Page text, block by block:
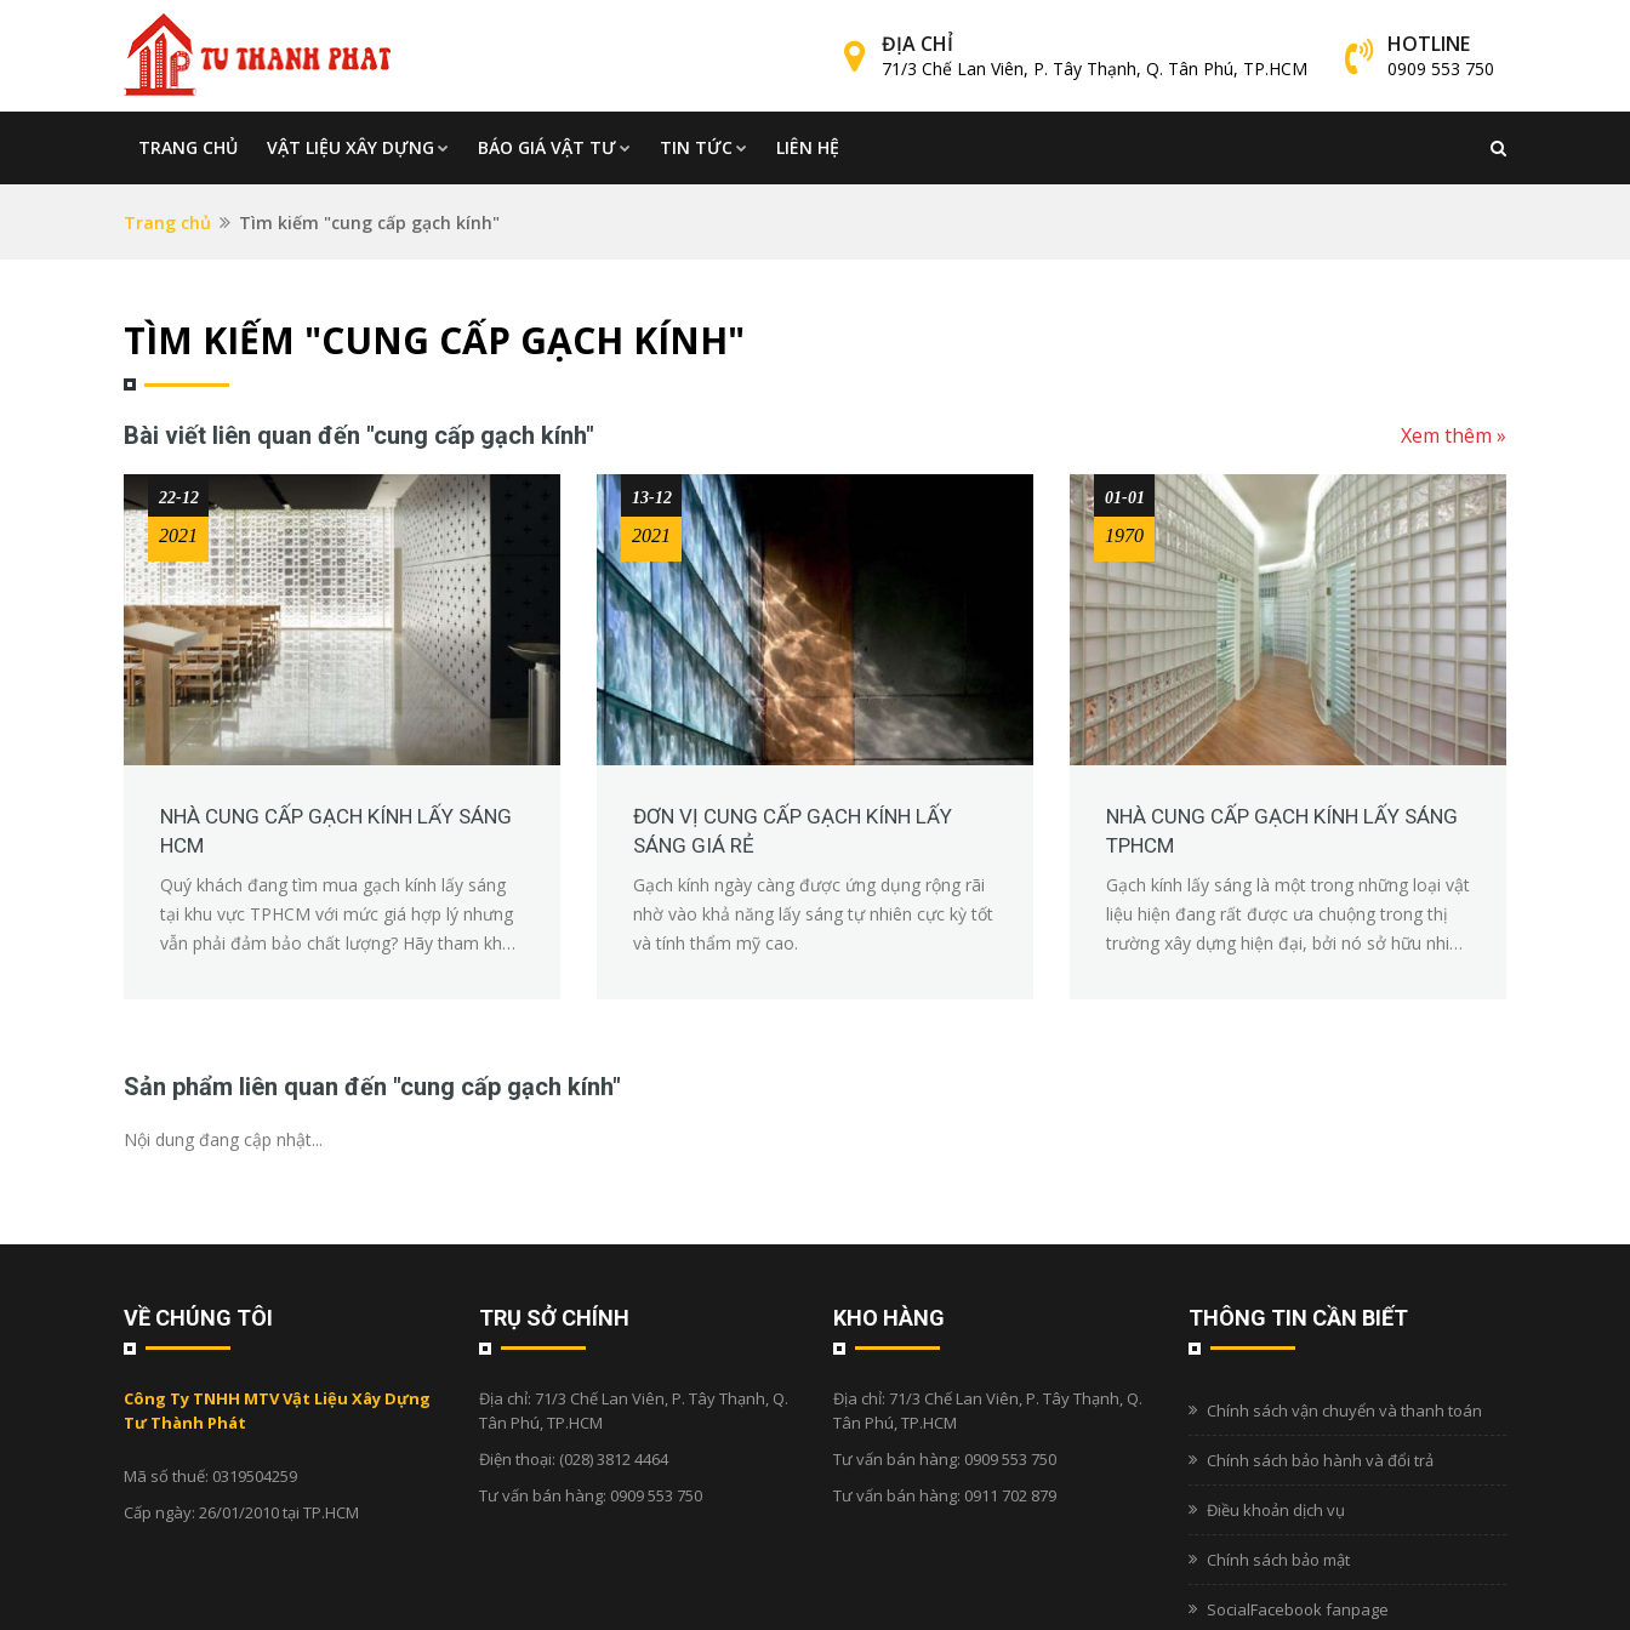
ĐỊA CHỈ
71/3 Chế Lan Viên, P. Tây Thạnh, Q. Tân Phú, TP.HCM
HOTLINE
0909 553 750
TRANG CHỦ VẬT LIỆU XÂY DỰNG BÁO GIÁ VẬT TƯ TIN TỨC LIÊN HỆ
Trang chủ Tìm kiếm "cung cấp gạch kính"
TÌM KIẾM "CUNG CẤP GẠCH KÍNH"
Bài viết liên quan đến "cung cấp gạch kính" Xem thêm »
NHÀ CUNG CẤP GẠCH KÍNH LẤY SÁNG
HCM
22-12
2021
Quý khách đang tìm mua gạch kính lấy sáng
tại khu vực TPHCM với mức giá hợp lý nhưng
vẫn phải đảm bảo chất lượng? Hãy tham khảo
ĐƠN VỊ CUNG CẤP GẠCH KÍNH LẤY
SÁNG GIÁ RẺ
13-12
2021
Gạch kính ngày càng được ứng dụng rộng rãi
nhờ vào khả năng lấy sáng tự nhiên cực kỳ tốt
và tính thẩm mỹ cao.
NHÀ CUNG CẤP GẠCH KÍNH LẤY SÁNG
TPHCM
01-01
1970
Gạch kính lấy sáng là một trong những loại vật
liệu hiện đang rất được ưa chuộng trong thị
trường xây dựng hiện đại, bởi nó sở hữu nhiều
Sản phẩm liên quan đến "cung cấp gạch kính"
Nội dung đang cập nhật...
VỀ CHÚNG TÔI
Công Ty TNHH MTV Vật Liệu Xây Dựng
Tư Thành Phát
Mã số thuế: 0319504259
Cấp ngày: 26/01/2010 tại TP.HCM
TRỤ SỞ CHÍNH
Địa chỉ: 71/3 Chế Lan Viên, P. Tây Thạnh, Q.
Tân Phú, TP.HCM
Điện thoại: (028) 3812 4464
Tư vấn bán hàng: 0909 553 750
KHO HÀNG
Địa chỉ: 71/3 Chế Lan Viên, P. Tây Thạnh, Q.
Tân Phú, TP.HCM
Tư vấn bán hàng: 0909 553 750
Tư vấn bán hàng: 0911 702 879
THÔNG TIN CẦN BIẾT
Chính sách vận chuyển và thanh toán
Chính sách bảo hành và đổi trả
Điều khoản dịch vụ
Chính sách bảo mật
SocialFacebook fanpage